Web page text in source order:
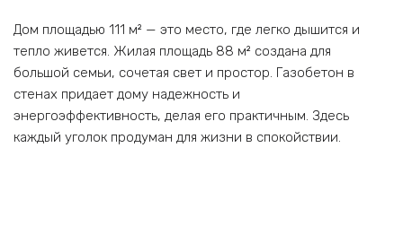
Дом площадью 111 м² — это место, где легко дышится и
тепло живется. Жилая площадь 88 м² создана для
большой семьи, сочетая свет и простор. Газобетон в
стенах придает дому надежность и
энергоэффективность, делая его практичным. Здесь
каждый уголок продуман для жизни в спокойствии.